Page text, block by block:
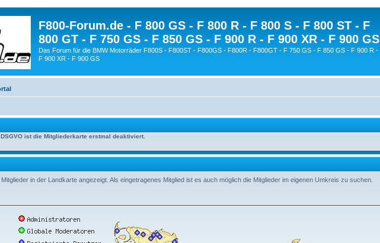
F800-Forum.de - F 800 GS - F 800 R - F 800 S - F 800 ST - F
800 GT - F 750 GS - F 850 GS - F 900 R - F 900 XR - F 900 GS
Das Forum für die BMW Motorräder F800S - F800ST - F800GS - F800R - F800GT - F 750 GS - F 850 GS - F 900 R -
F 900 XR - F 900 GS
ist die Mitgliederkarte erstmal deaktiviert.
in der Landkarte angezeigt. Als eingetragenes Mitglied ist es auch möglich die Mitglieder im eigenen Umkreis zu suchen.